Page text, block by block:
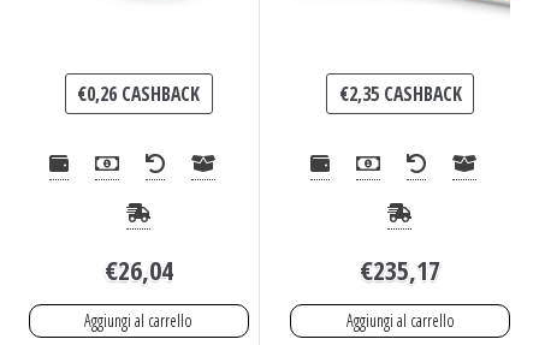
€0,26 CASHBACK
€26,04
Aggiungi al carrello
€2,35CASHBACK
€235,17
Aggiungi al carrello